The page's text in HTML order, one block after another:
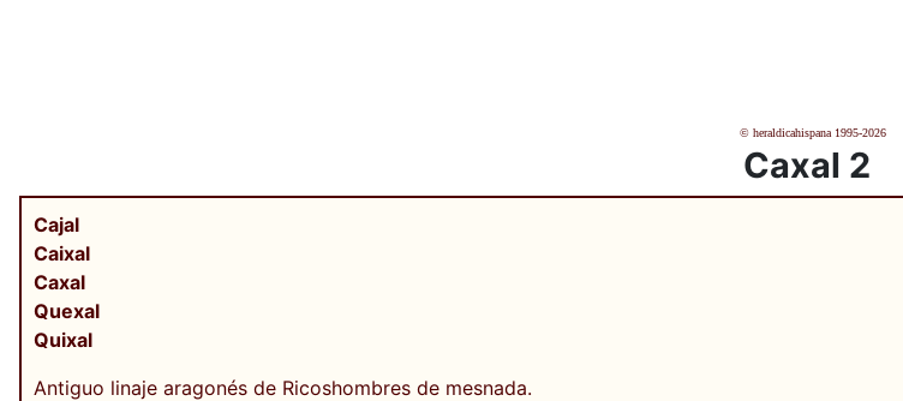
© heraldicahispana 1995-2026
Caxal 2
Cajal
Caixal
Caxal
Quexal
Quixal
Antiguo linaje aragonés de Ricoshombres de mesnada.